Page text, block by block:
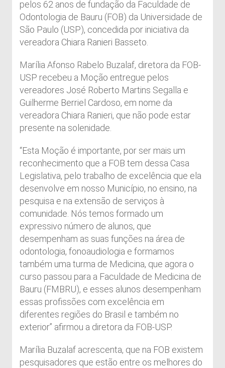
pelos 62 anos de fundação da Faculdade de
Odontologia de Bauru (FOB) da Universidade de
São Paulo (USP), concedida por iniciativa da
vereadora Chiara Ranieri Basseto.
Marília Afonso Rabelo Buzalaf, diretora da FOB-
USP recebeu a Moção entregue pelos
vereadores José Roberto Martins Segalla e
Guilherme Berriel Cardoso, em nome da
vereadora Chiara Ranieri, que não pode estar
presente na solenidade.
“Esta Moção é importante, por ser mais um
reconhecimento que a FOB tem dessa Casa
Legislativa, pelo trabalho de excelência que ela
desenvolve em nosso Município, no ensino, na
pesquisa e na extensão de serviços à
comunidade. Nós temos formado um
expressivo número de alunos, que
desempenham as suas funções na área de
odontologia, fonoaudiologia e formamos
também uma turma de Medicina, que agora o
curso passou para a Faculdade de Medicina de
Bauru (FMBRU), e esses alunos desempenham
essas profissões com excelência em
diferentes regiões do Brasil e também no
exterior” afirmou a diretora da FOB-USP.
Marília Buzalaf acrescenta, que na FOB existem
pesquisadores que estão entre os melhores do